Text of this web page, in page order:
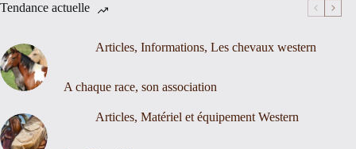
Tendance actuelle
Articles, Informations, Les chevaux western
A chaque race, son association
Articles, Matériel et équipement Western